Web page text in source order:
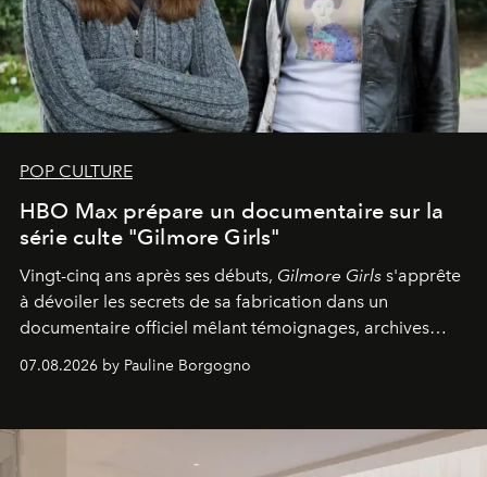
POP CULTURE
HBO Max prépare un documentaire sur la
série culte "Gilmore Girls"
Vingt-cinq ans après ses débuts, Gilmore Girls s'apprête
à dévoiler les secrets de sa fabrication dans un
documentaire officiel mêlant témoignages, archives
inédites et plongée dans les coulisses d'un phénomène
générationnel.
07.08.2026 by Pauline Borgogno